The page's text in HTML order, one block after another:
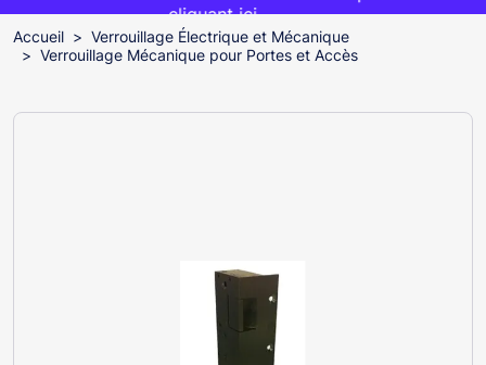
et livraison 24/48h gratuite avec le codeBIENVENUE
cliquant ici
Accueil
Verrouillage Électrique et Mécanique
Verrouillage Mécanique pour Portes et Accès